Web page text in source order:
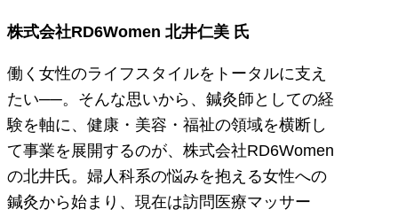
株式会社RD6Women 北井仁美 氏
働く女性のライフスタイルをトータルに支え
たい──。そんな思いから、鍼灸師としての経
験を軸に、健康・美容・福祉の領域を横断し
て事業を展開するのが、株式会社RD6Women
の北井氏。婦人科系の悩みを抱える女性への
鍼灸から始まり、現在は訪問医療マッサー